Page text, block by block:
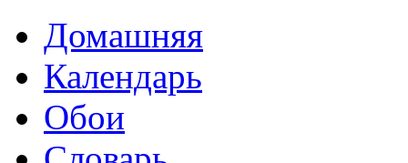
Домашняя
Календарь
Обои